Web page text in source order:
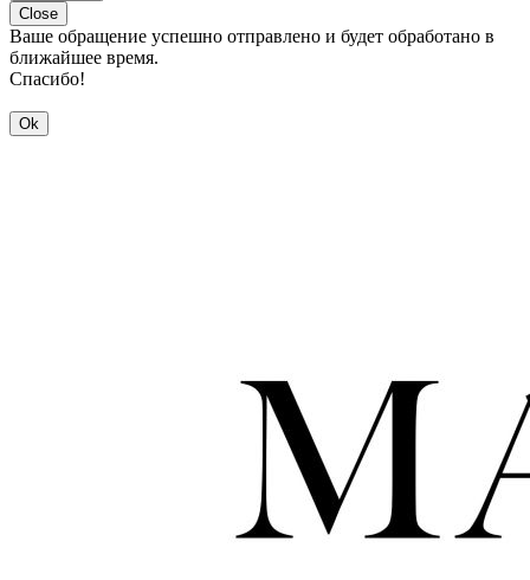
Close
Ваше обращение успешно отправлено и будет обработано в
ближайшее время.
Спасибо!
Ok